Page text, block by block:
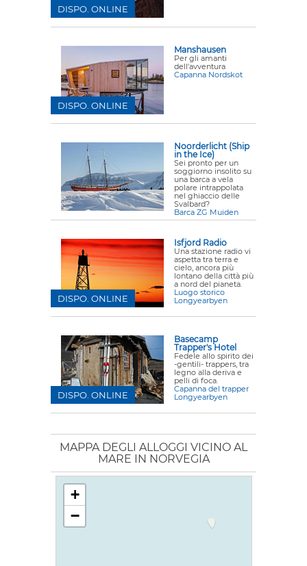
DISPO. ONLINE
Manshausen
Per gli amanti
dell'avventura
Capanna Nordskot
DISPO. ONLINE
Noorderlicht (Ship
in the Ice)
Sei pronto per un
soggiorno insolito su
una barca a vela
polare intrappolata
nel ghiaccio delle
Svalbard?
Barca ZG Muiden
Isfjord Radio
Una stazione radio vi
aspetta tra terra e
cielo, ancora più
lontano della città più
a nord del pianeta.
Luogo storico
Longyearbyen
DISPO. ONLINE
Basecamp
Trapper's Hotel
Fedele allo spirito dei
-gentili- trappers, tra
legno alla deriva e
pelli di foca.
Capanna del trapper
Longyearbyen
DISPO. ONLINE
MAPPA DEGLI ALLOGGI VICINO AL
MARE IN NORVEGIA
+
−